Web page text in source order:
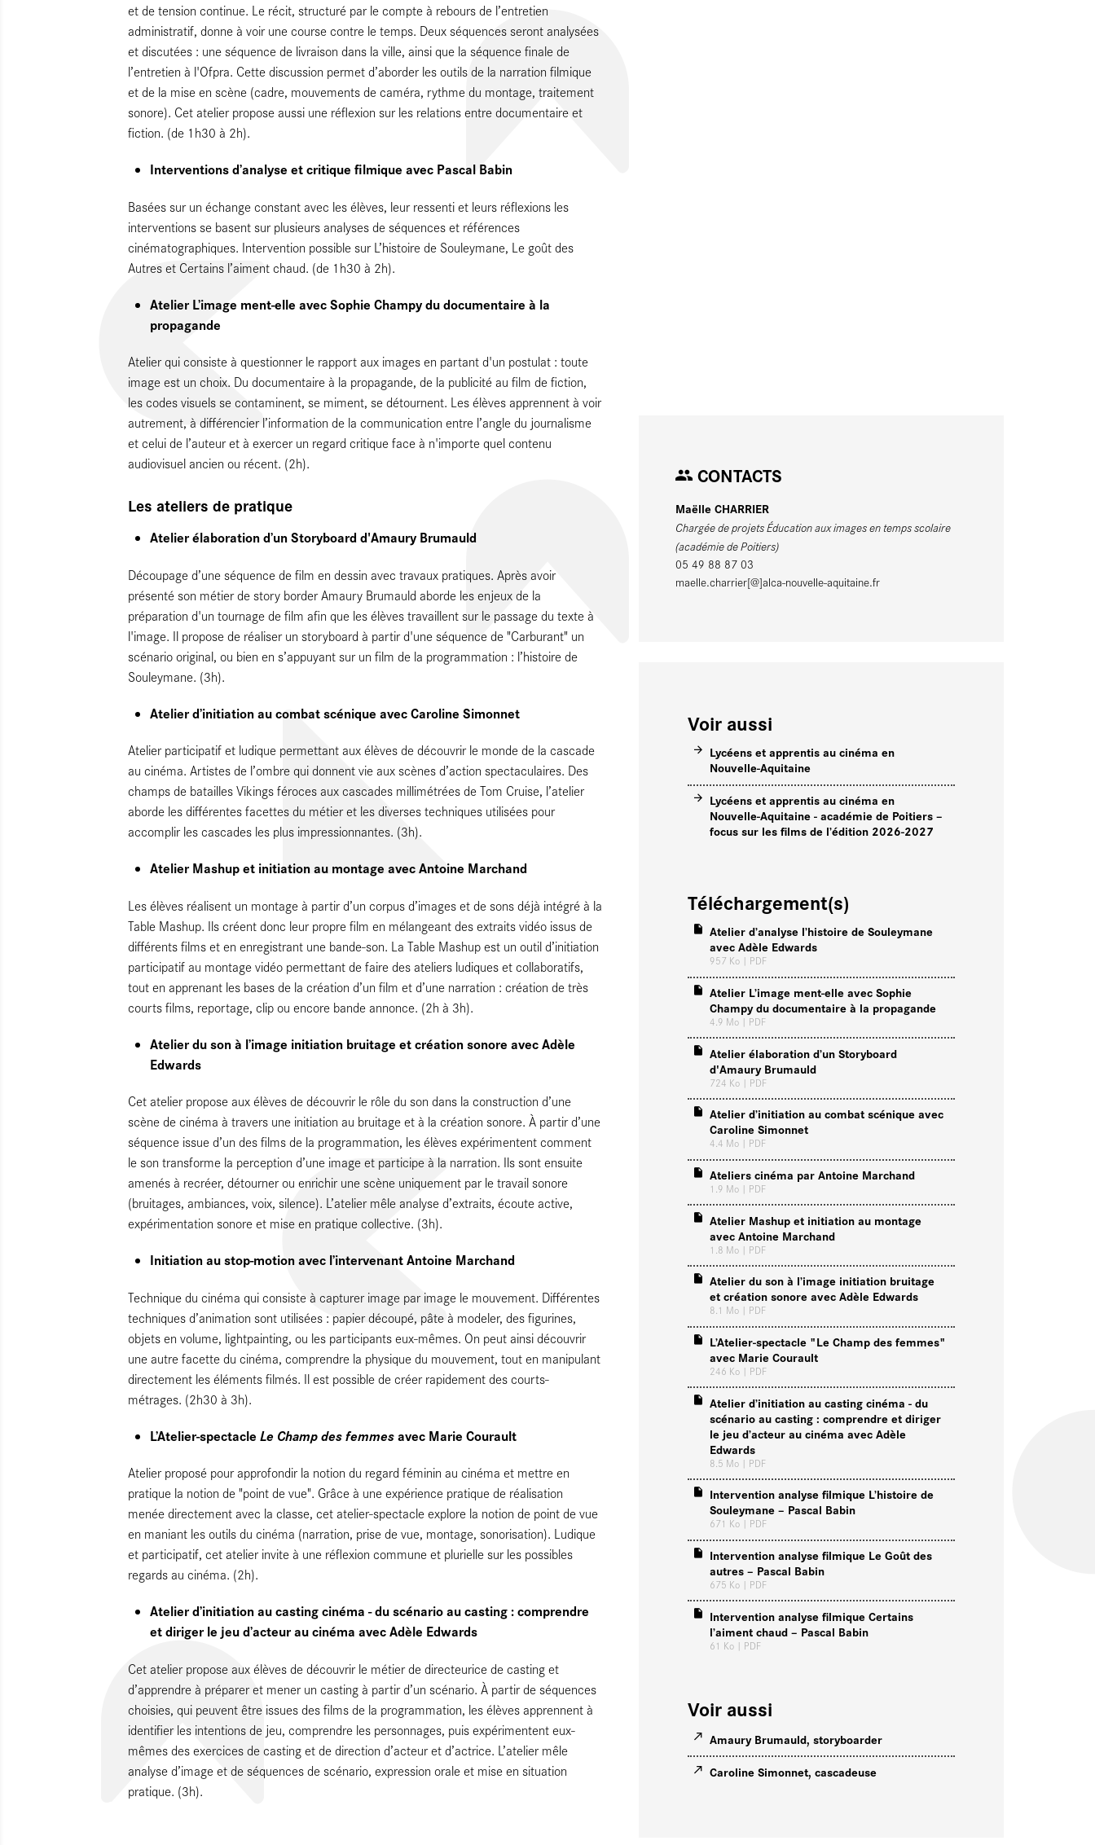
et de tension continue. Le récit, structuré par le compte à rebours de l’entretien
administratif, donne à voir une course contre le temps. Deux séquences seront analysées
et discutées : une séquence de livraison dans la ville, ainsi que la séquence finale de
l’entretien à l'Ofpra. Cette discussion permet d’aborder les outils de la narration filmique
et de la mise en scène (cadre, mouvements de caméra, rythme du montage, traitement
sonore). Cet atelier propose aussi une réflexion sur les relations entre documentaire et
fiction. (de 1h30 à 2h).
Interventions d’analyse et critique filmique avec Pascal Babin
Basées sur un échange constant avec les élèves, leur ressenti et leurs réflexions les
interventions se basent sur plusieurs analyses de séquences et références
cinématographiques. Intervention possible sur L’histoire de Souleymane, Le goût des
Autres et Certains l’aiment chaud. (de 1h30 à 2h).
Atelier L’image ment-elle avec Sophie Champy du documentaire à la
propagande
Atelier qui consiste à questionner le rapport aux images en partant d'un postulat : toute
image est un choix. Du documentaire à la propagande, de la publicité au film de fiction,
les codes visuels se contaminent, se miment, se détournent. Les élèves apprennent à voir
autrement, à différencier l’information de la communication entre l’angle du journalisme
et celui de l’auteur et à exercer un regard critique face à n'importe quel contenu
audiovisuel ancien ou récent. (2h).
Les ateliers de pratique
Atelier élaboration d’un Storyboard d'Amaury Brumauld
Découpage d’une séquence de film en dessin avec travaux pratiques. Après avoir
présenté son métier de story border Amaury Brumauld aborde les enjeux de la
préparation d'un tournage de film afin que les élèves travaillent sur le passage du texte à
l'image. Il propose de réaliser un storyboard à partir d'une séquence de "Carburant" un
scénario original, ou bien en s’appuyant sur un film de la programmation : l’histoire de
Souleymane. (3h).
Atelier d’initiation au combat scénique avec Caroline Simonnet
Atelier participatif et ludique permettant aux élèves de découvrir le monde de la cascade
au cinéma. Artistes de l’ombre qui donnent vie aux scènes d’action spectaculaires. Des
champs de batailles Vikings féroces aux cascades millimétrées de Tom Cruise, l’atelier
aborde les différentes facettes du métier et les diverses techniques utilisées pour
accomplir les cascades les plus impressionnantes. (3h).
Atelier Mashup et initiation au montage avec Antoine Marchand
Les élèves réalisent un montage à partir d’un corpus d’images et de sons déjà intégré à la
Table Mashup. Ils créent donc leur propre film en mélangeant des extraits vidéo issus de
différents films et en enregistrant une bande-son. La Table Mashup est un outil d’initiation
participatif au montage vidéo permettant de faire des ateliers ludiques et collaboratifs,
tout en apprenant les bases de la création d’un film et d’une narration : création de très
courts films, reportage, clip ou encore bande annonce. (2h à 3h).
Atelier du son à l’image initiation bruitage et création sonore avec Adèle
Edwards
Cet atelier propose aux élèves de découvrir le rôle du son dans la construction d’une
scène de cinéma à travers une initiation au bruitage et à la création sonore. À partir d’une
séquence issue d’un des films de la programmation, les élèves expérimentent comment
le son transforme la perception d’une image et participe à la narration. Ils sont ensuite
amenés à recréer, détourner ou enrichir une scène uniquement par le travail sonore
(bruitages, ambiances, voix, silence). L’atelier mêle analyse d’extraits, écoute active,
expérimentation sonore et mise en pratique collective. (3h).
Initiation au stop-motion avec l’intervenant Antoine Marchand
Technique du cinéma qui consiste à capturer image par image le mouvement. Différentes
techniques d’animation sont utilisées : papier découpé, pâte à modeler, des figurines,
objets en volume, lightpainting, ou les participants eux-mêmes. On peut ainsi découvrir
une autre facette du cinéma, comprendre la physique du mouvement, tout en manipulant
directement les éléments filmés. Il est possible de créer rapidement des courts-
métrages. (2h30 à 3h).
L’Atelier-spectacle Le Champ des femmesavec Marie Courault
Atelier proposé pour approfondir la notion du regard féminin au cinéma et mettre en
pratique la notion de "point de vue". Grâce à une expérience pratique de réalisation
menée directement avec la classe, cet atelier-spectacle explore la notion de point de vue
en maniant les outils du cinéma (narration, prise de vue, montage, sonorisation). Ludique
et participatif, cet atelier invite à une réflexion commune et plurielle sur les possibles
regards au cinéma. (2h).
Atelier d’initiation au casting cinéma - du scénario au casting : comprendre
et diriger le jeu d’acteur au cinéma avec Adèle Edwards
Cet atelier propose aux élèves de découvrir le métier de directeurice de casting et
d’apprendre à préparer et mener un casting à partir d’un scénario. À partir de séquences
choisies, qui peuvent être issues des films de la programmation, les élèves apprennent à
identifier les intentions de jeu, comprendre les personnages, puis expérimentent eux-
mêmes des exercices de casting et de direction d’acteur et d’actrice. L’atelier mêle
analyse d’image et de séquences de scénario, expression orale et mise en situation
pratique. (3h).
CONTACTS
Maëlle CHARRIER
Chargée de projets Éducation aux images en temps scolaire
(académie de Poitiers)
05 49 88 87 03
maelle.charrier[@]alca-nouvelle-aquitaine.fr
Voir aussi
Lycéens et apprentis au cinéma en
Nouvelle-Aquitaine
Lycéens et apprentis au cinéma en
Nouvelle-Aquitaine - académie de Poitiers –
focus sur les films de l’édition 2026-2027
Téléchargement(s)
Atelier d’analyse l’histoire de Souleymane
avec Adèle Edwards
957 Ko | PDF
Atelier L’image ment-elle avec Sophie
Champy du documentaire à la propagande
4.9 Mo | PDF
Atelier élaboration d’un Storyboard
d'Amaury Brumauld
724 Ko | PDF
Atelier d’initiation au combat scénique avec
Caroline Simonnet
4.4 Mo | PDF
Ateliers cinéma par Antoine Marchand
1.9 Mo | PDF
Atelier Mashup et initiation au montage
avec Antoine Marchand
1.8 Mo | PDF
Atelier du son à l’image initiation bruitage
et création sonore avec Adèle Edwards
8.1 Mo | PDF
L’Atelier-spectacle "Le Champ des femmes"
avec Marie Courault
246 Ko | PDF
Atelier d’initiation au casting cinéma - du
scénario au casting : comprendre et diriger
le jeu d’acteur au cinéma avec Adèle
Edwards
8.5 Mo | PDF
Intervention analyse filmique L’histoire de
Souleymane – Pascal Babin
671 Ko | PDF
Intervention analyse filmique Le Goût des
autres – Pascal Babin
675 Ko | PDF
Intervention analyse filmique Certains
l’aiment chaud – Pascal Babin
61 Ko | PDF
Voir aussi
Amaury Brumauld, storyboarder
Caroline Simonnet, cascadeuse